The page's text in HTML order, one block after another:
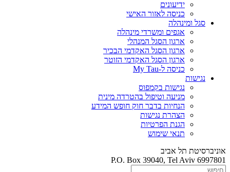
ידיעונים
כניסה לאזור האישי
סגל ומינהלה
אגפים ומשרדי מינהלה
ארגון הסגל המנהלי
ארגון הסגל האקדמי הבכיר
ארגון הסגל האקדמי הזוטר
כניסה ל-My Tau
נגישות
נגישות בקמפוס
מניעה וטיפול בהטרדה מינית
הנחיות בדבר חוק חופש המידע
הצהרת נגישות
הגנת הפרטיות
תנאי שימוש
אוניברסיטת תל אביב
P.O. Box 39040, Tel Aviv 6997801